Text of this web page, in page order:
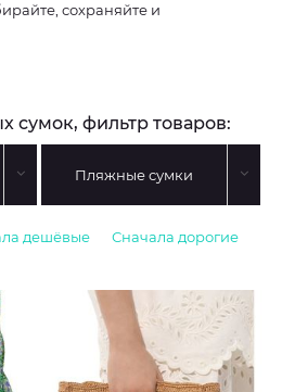
сохраняйте и
сумок, фильтр товаров:
Пляжные сумки
дешёвые Сначала дорогие